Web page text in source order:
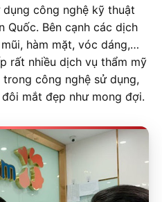
công nghệ kỹ thuật
Quốc. Bên cạnh các dịch
hàm mặt, vóc dáng,…
rất nhiều dịch vụ thẩm mỹ
công nghệ sử dụng,
mắt đẹp như mong đợi.